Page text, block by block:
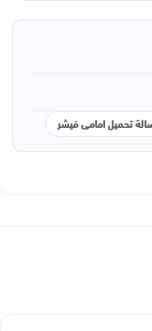
تحميل امامى فيشر